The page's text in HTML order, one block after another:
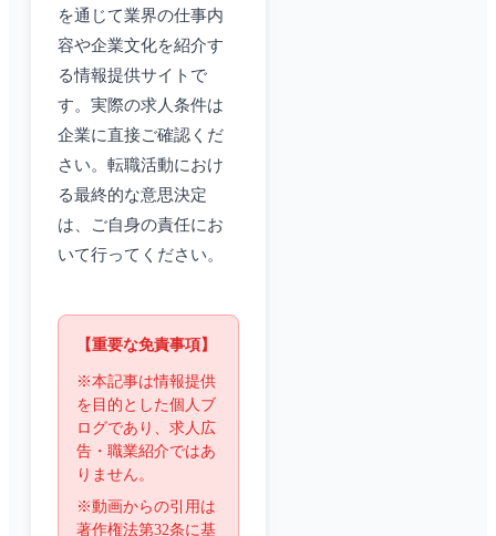
を通じて業界の仕事内
容や企業文化を紹介す
る情報提供サイトで
す。実際の求人条件は
企業に直接ご確認くだ
さい。転職活動におけ
る最終的な意思決定
は、ご自身の責任にお
いて行ってください。
【重要な免責事項】
※本記事は情報提供
を目的とした個人ブ
ログであり、求人広
告・職業紹介ではあ
りません。
※動画からの引用は
著作権法第32条に基